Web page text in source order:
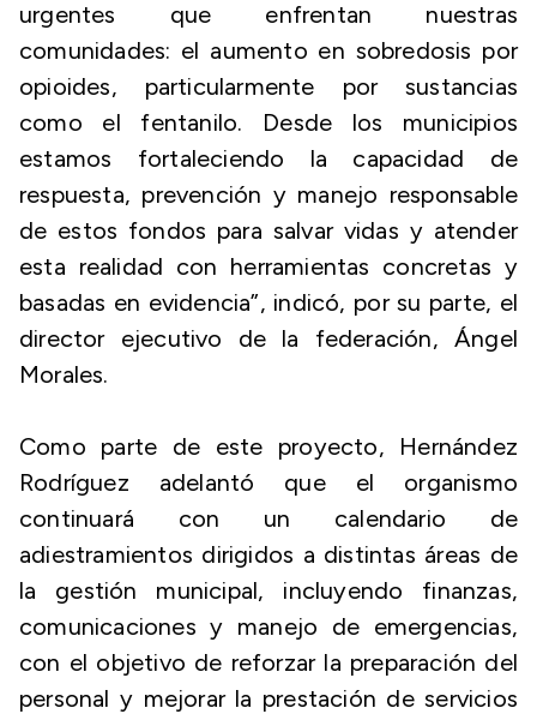
urgentes que enfrentan nuestras
comunidades: el aumento en sobredosis por
opioides, particularmente por sustancias
como el fentanilo. Desde los municipios
estamos fortaleciendo la capacidad de
respuesta, prevención y manejo responsable
de estos fondos para salvar vidas y atender
esta realidad con herramientas concretas y
basadas en evidencia”, indicó, por su parte, el
director ejecutivo de la federación, Ángel
Morales.
Como parte de este proyecto, Hernández
Rodríguez adelantó que el organismo
continuará con un calendario de
adiestramientos dirigidos a distintas áreas de
la gestión municipal, incluyendo finanzas,
comunicaciones y manejo de emergencias,
con el objetivo de reforzar la preparación del
personal y mejorar la prestación de servicios